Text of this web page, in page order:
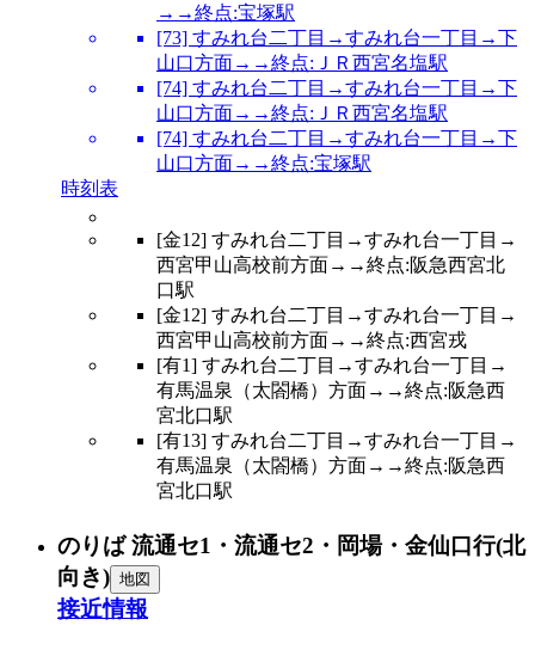
→→終点:宝塚駅
[73] すみれ台二丁目→すみれ台一丁目→下
山口方面→→終点:ＪＲ西宮名塩駅
[74] すみれ台二丁目→すみれ台一丁目→下
山口方面→→終点:ＪＲ西宮名塩駅
[74] すみれ台二丁目→すみれ台一丁目→下
山口方面→→終点:宝塚駅
時刻表
[金12] すみれ台二丁目→すみれ台一丁目→
西宮甲山高校前方面→→終点:阪急西宮北
口駅
[金12] すみれ台二丁目→すみれ台一丁目→
西宮甲山高校前方面→→終点:西宮戎
[有1] すみれ台二丁目→すみれ台一丁目→
有馬温泉（太閤橋）方面→→終点:阪急西
宮北口駅
[有13] すみれ台二丁目→すみれ台一丁目→
有馬温泉（太閤橋）方面→→終点:阪急西
宮北口駅
のりば 流通セ1・流通セ2・岡場・金仙口行(北
向き) 地図
接近情報